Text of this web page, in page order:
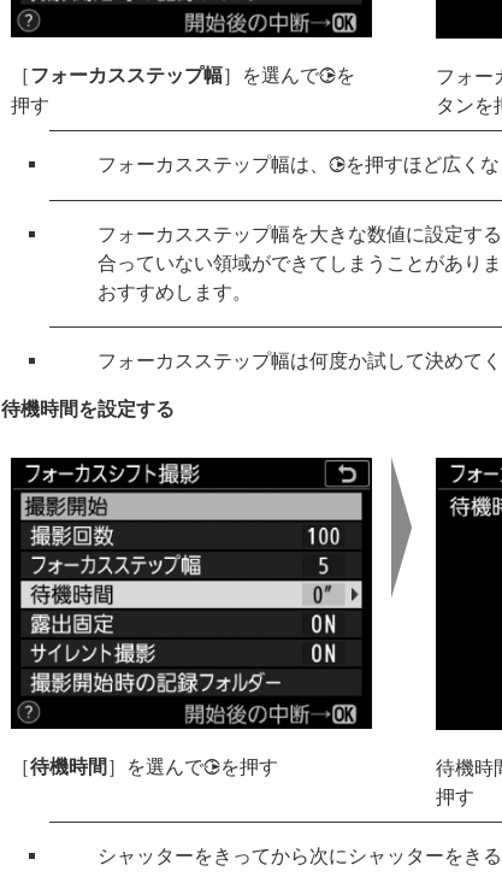
［フォーカスステップ幅］を選んで2を
押す
フォー
タンを
フォーカスステップ幅は、 2を押すほど広くな
フォーカスステップ幅を大きな数値に設定す
合っていない領域ができてしまうことがあり
おすすめします。
フォーカスステップ幅は何度か試して決めてく
待機時間を設定する
［待機時間 ］を選んで2を押す 待機時
押す
シャッターをきってから次にシャッターをき